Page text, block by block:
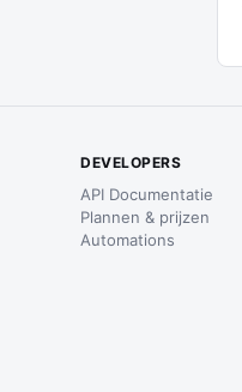
DEVELOPERS
API Documentatie
Plannen & prijzen
Automations